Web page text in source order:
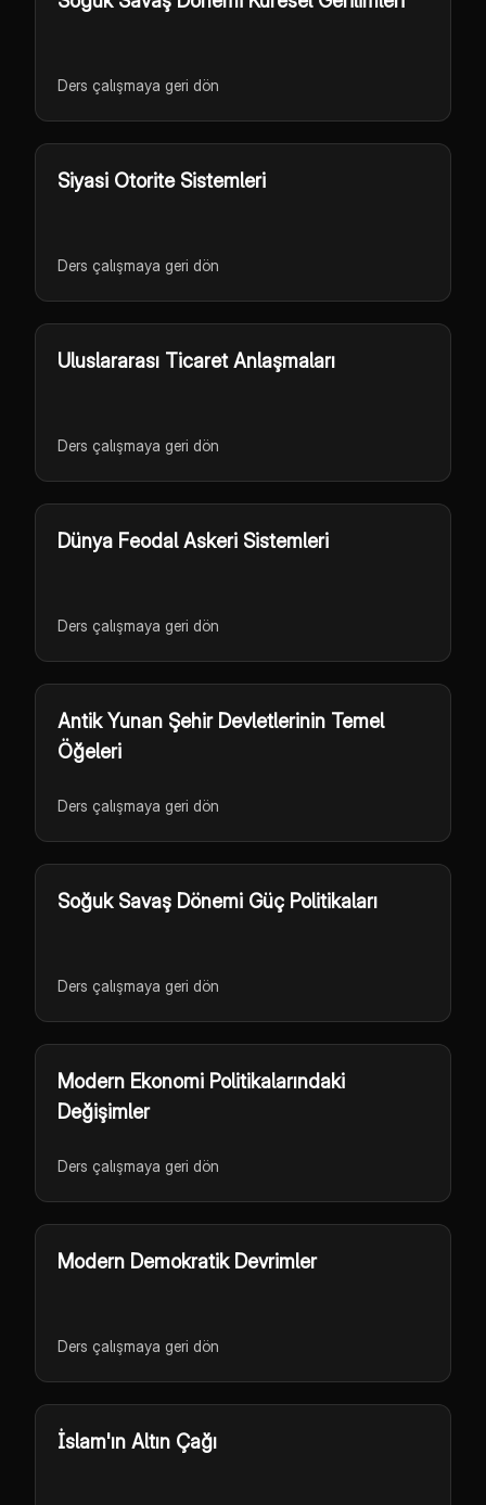
Ders çalışmaya geri dön
Siyasi Otorite Sistemleri
Ders çalışmaya geri dön
Uluslararası Ticaret Anlaşmaları
Ders çalışmaya geri dön
Dünya Feodal Askeri Sistemleri
Ders çalışmaya geri dön
Antik Yunan Şehir Devletlerinin Temel
Öğeleri
Ders çalışmaya geri dön
Soğuk Savaş Dönemi Güç Politikaları
Ders çalışmaya geri dön
Modern Ekonomi Politikalarındaki
Değişimler
Ders çalışmaya geri dön
Modern Demokratik Devrimler
Ders çalışmaya geri dön
İslam'ın Altın Çağı